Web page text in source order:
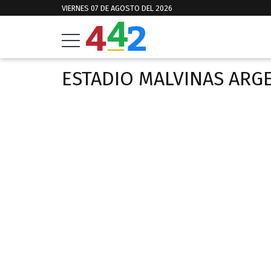
VIERNES 07 DE AGOSTO DEL 2026
ESTADIO MALVINAS